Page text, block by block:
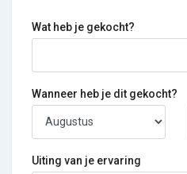
Wat heb je gekocht?
Wanneer heb je dit gekocht?
Uiting van je ervaring